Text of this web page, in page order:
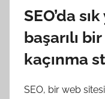
SEO’da
başarılı
kaçınma
SEO, bir web